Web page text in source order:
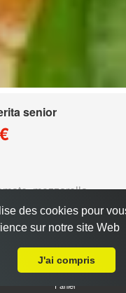
senior
mozzarella
Panier
des cookies pour
sur notre site Web
J'ai compris